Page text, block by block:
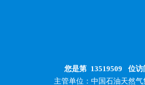
您是第 13519509 位访
主管单位：中国石油天然气